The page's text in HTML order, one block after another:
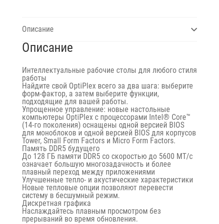
Описание
Описание
Интеллектуальные рабочие столы для любого стиля
работы
Найдите свой OptiPlex всего за два шага: выберите
форм-фактор, а затем выберите функции,
подходящие для вашей работы.
Упрощенное управление: новые настольные
компьютеры OptiPlex с процессорами Intel® Core™
(14-го поколения) оснащены одной версией BIOS
для моноблоков и одной версией BIOS для корпусов
Tower, Small Form Factors и Micro Form Factors.
Память DDR5 будущего
До 128 ГБ памяти DDR5 со скоростью до 5600 МТ/с
означает большую многозадачность и более
плавный переход между приложениями
Улучшенные тепло- и акустические характеристики
Новые тепловые опции позволяют перевести
систему в бесшумный режим.
Дискретная графика
Наслаждайтесь плавным просмотром без
прерываний во время обновления.